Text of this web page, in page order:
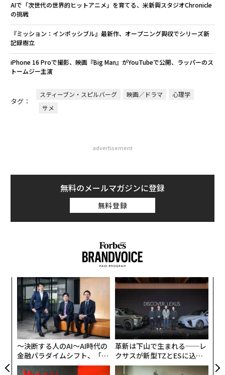
AIで「次世代の世界的ヒットアニメ」を育てる、米新興スタジオChronicle
の挑戦
『ミッション：インポッシブル』最新作、オープニング興収でシリーズ新
記録樹立
iPhone 16 Proで撮影、映画『Big Man』がYouTubeで公開、ラッパーのス
トームジー主演
タグ：
スティーブン・スピルバーグ 映画／ドラマ
心理学
サメ
advertisement
無料のメールマガジンに登録
無料登録
〜決断する人のAI〜AI時代の
金融パラダイムシフト、「超
個別化」の核心 【MUFG×ウ
革新は下山で生まれる──レ
クサスが新型TZとESに込め
た「DISCOVER」の哲学
ト
な